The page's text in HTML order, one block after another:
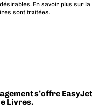
En savoir plus sur la
sont traitées.
s’offre EasyJet
Livres.